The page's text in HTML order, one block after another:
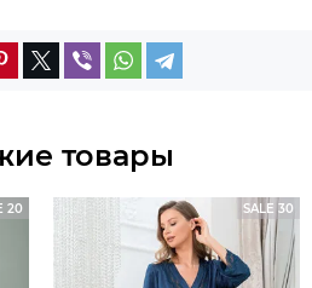
товары
20 SALE 30